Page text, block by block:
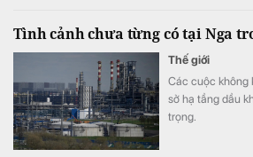
Tình cảnh chưa từng có tại Nga
Thế giới
Các cuộc không
sở hạ tầng dầu
trọng.